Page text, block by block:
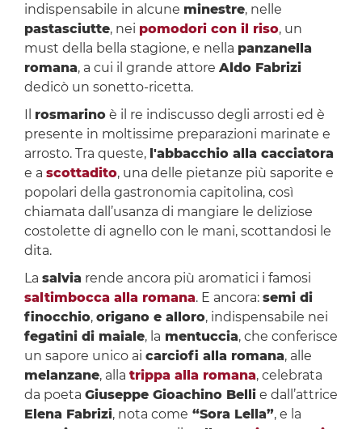
indispensabile in alcune minestre, nelle
pastasciutte, nei pomodori con il riso, un
must della bella stagione, e nella panzanella
romana, a cui il grande attore Aldo Fabrizi
dedicò un sonetto-ricetta.
Il rosmarinoè il re indiscusso degli arrosti ed è
presente in moltissime preparazioni marinate e
arrosto. Tra queste, l'abbacchio alla cacciatora
e a scottadito, una delle pietanze più saporite e
popolari della gastronomia capitolina, così
chiamata dall’usanza di mangiare le deliziose
costolette di agnello con le mani, scottandosi le
dita.
La salvia rende ancora più aromatici i famosi
saltimbocca alla romana. E ancora: semi di
finocchio, origano e alloro, indispensabile nei
fegatini di maiale, la mentuccia, che conferisce
un sapore unico ai carciofi alla romana, alle
melanzane, alla trippa alla romana, celebrata
da poeta Giuseppe Gioachino Bellie dall’attrice
Elena Fabrizi, nota come “Sora Lella”, e la